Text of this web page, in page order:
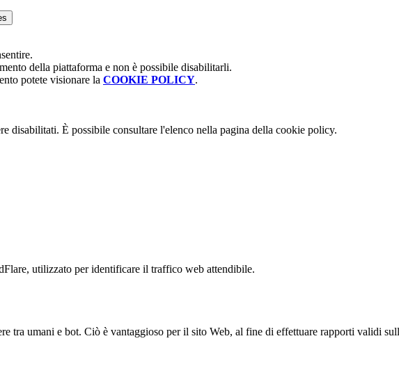
della piattaforma e non è possibile disabilitarli.
potete visionare la COOKIE POLICY.
disabilitati. È possibile consultare l'elenco nella pagina della cookie policy.
utilizzato per identificare il traffico web attendibile.
tra umani e bot. Ciò è vantaggioso per il sito Web, al fine di effettuare rapporti validi